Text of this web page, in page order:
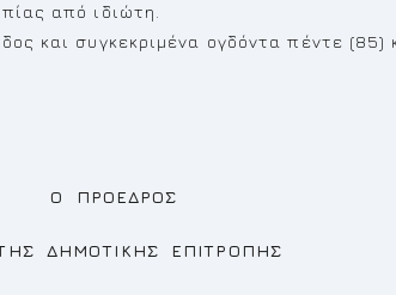
από ιδιώτη.
και συγκεκριμένα ογδόντα πέντε (85)
ΕΠΙΤΡΟΠΗΣ